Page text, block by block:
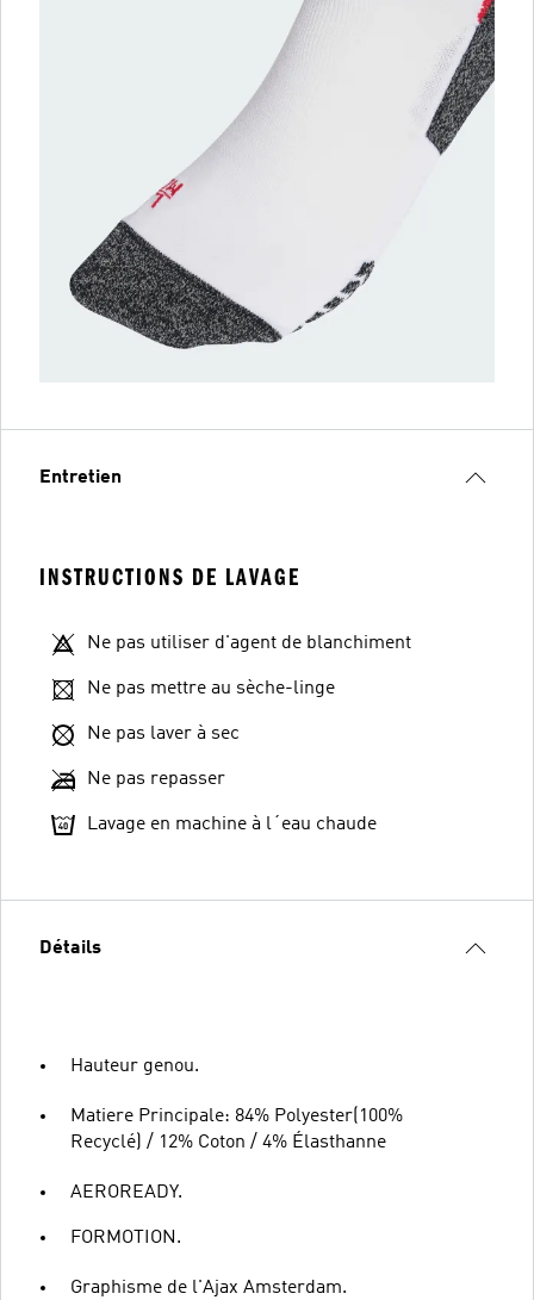
Entretien
INSTRUCTIONS DE LAVAGE
Ne pas utiliser d'agent de blanchiment
Ne pas mettre au sèche-linge
Ne pas laver à sec
Ne pas repasser
Lavage en machine à l´eau chaude
Détails
Hauteur genou.
Matiere Principale: 84% Polyester(100%
Recyclé) / 12% Coton / 4% Élasthanne
AEROREADY.
FORMOTION.
Graphisme de l'Ajax Amsterdam.